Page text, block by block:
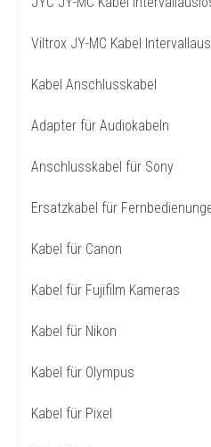
Viltrox JY-MC Kabel
Kabel Anschlusskabel
Adapter für Audiokabeln
Anschlusskabel für Sony
Ersatzkabel für
Kabel für Canon
Kabel für Fujifilm Kameras
Kabel für Nikon
Kabel für Olympus
Kabel für Pixel